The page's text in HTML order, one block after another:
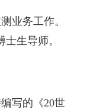
业务工作。
生导师。
写的《20世